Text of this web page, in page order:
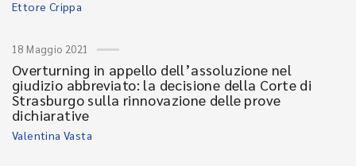
Ettore Crippa
18 Maggio 2021
Overturning in appello dell’assoluzione nel
giudizio abbreviato: la decisione della Corte di
Strasburgo sulla rinnovazione delle prove
dichiarative
Valentina Vasta